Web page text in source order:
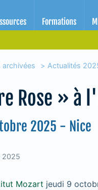
santé des Alpes-
Formations
archivées Actualités
Rose » à
2025 - Nice
2025
Mozart jeudi 9